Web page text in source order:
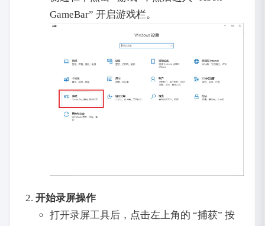
GameBar” 开启游戏栏。
开始录屏操作
打开录屏工具后，点击左上角的 “捕获” 按